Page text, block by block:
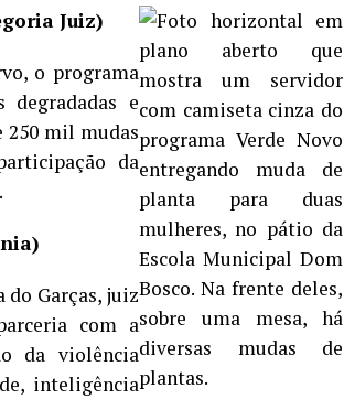
Juiz)
o programa
degradadas e
250 mil mudas
da
Garças, juiz
com a
da violência
inteligência